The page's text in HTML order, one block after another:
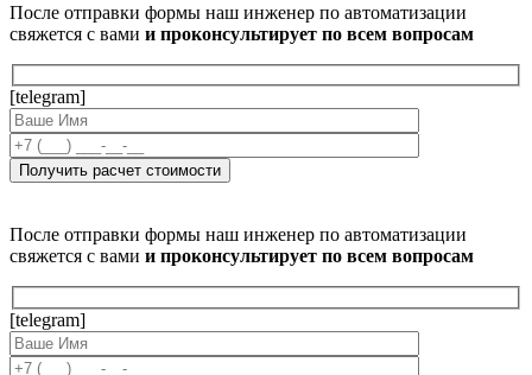
После отправки формы наш инженер по автоматизации
свяжется с вами и проконсультирует по всем вопросам
[telegram]
После отправки формы наш инженер по автоматизации
свяжется с вами и проконсультирует по всем вопросам
[telegram]